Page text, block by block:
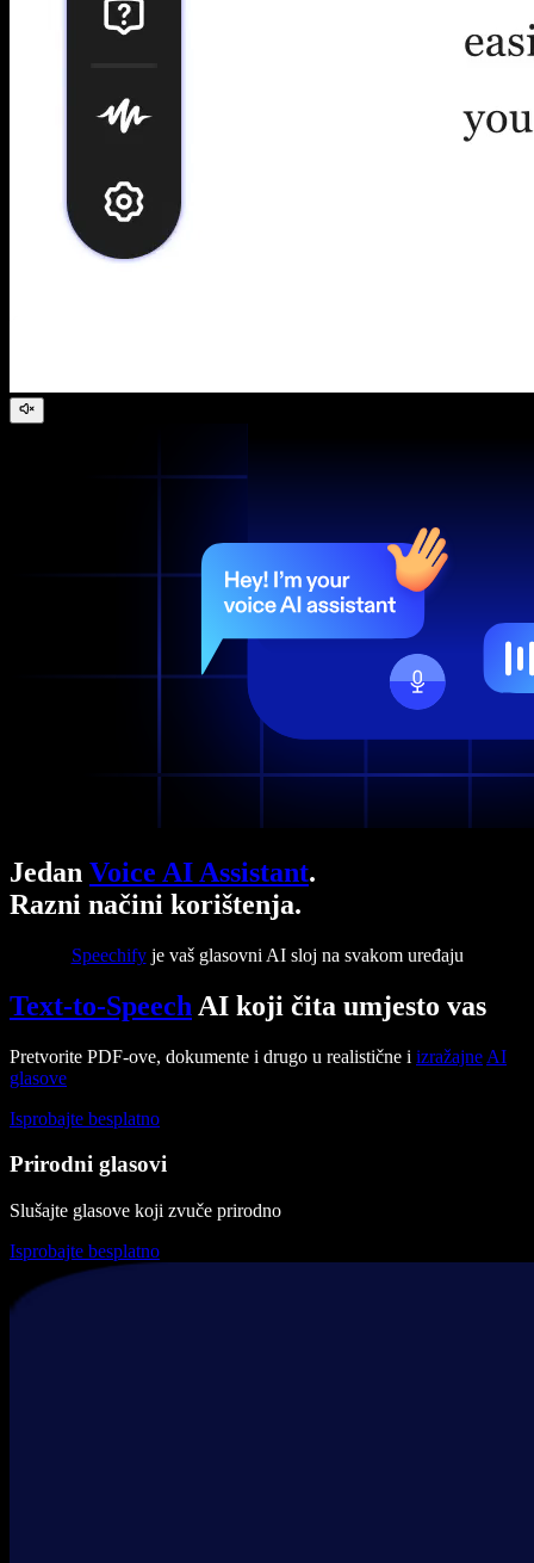
Jedan Voice AI Assistant.
Razni načini korištenja.
Speechifyje vaš glasovni AI sloj na svakom uređaju
Text-to-Speech AI koji čita umjesto vas
Pretvorite PDF-ove, dokumente i drugo u realistične i izražajne AI
glasove
Isprobajte besplatno
Prirodni glasovi
Slušajte glasove koji zvuče prirodno
Isprobajte besplatno